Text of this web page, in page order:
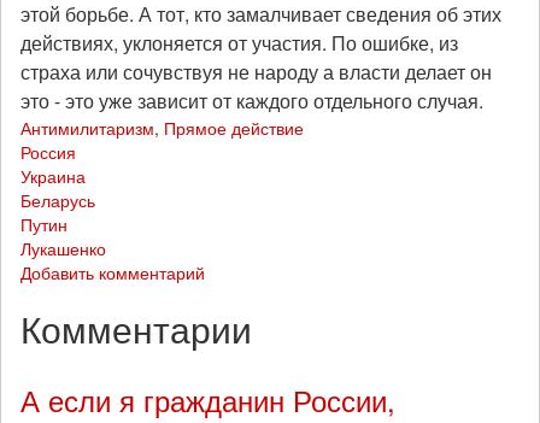
этой борьбе. А тот, кто замалчивает сведения об этих
действиях, уклоняется от участия. По ошибке, из
страха или сочувствуя не народу а власти делает он
это - это уже зависит от каждого отдельного случая.
Антимилитаризм, Прямое действие
Россия
Украина
Беларусь
Путин
Лукашенко
Добавить комментарий
Комментарии
А если я гражданин России,